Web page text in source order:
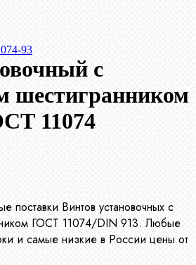
93
с
шестигранником
11074
поставки Винтов установочных с
ГОСТ 11074/DIN 913. Любые
и самые низкие в России цены от